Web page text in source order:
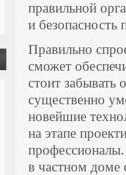
правильной
и безопасность
Правильно
сможет
стоит забывать
существенно
новейшие
на этапе
в частном доме